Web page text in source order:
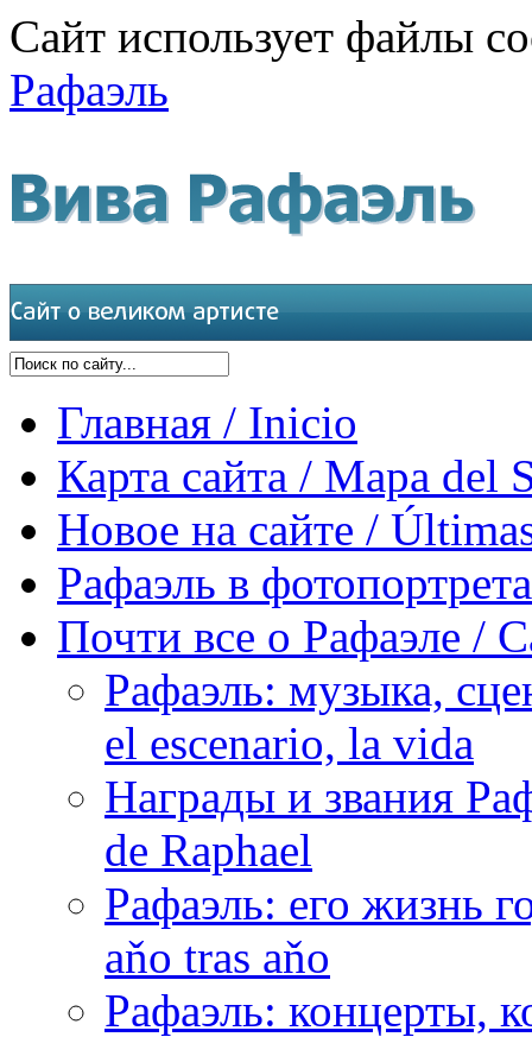
Сайт использует файлы
Рафаэль
Главная / Inicio
Карта сайта / Mapa del
Новое на сайте /
Рафаэль в
Почти все о Рафаэле /
Рафаэль: музыка,
el escenario, la vida
Награды и звания
de Raphael
Рафаэль: его жизнь
aňo tras aňo
Рафаэль: концерты,